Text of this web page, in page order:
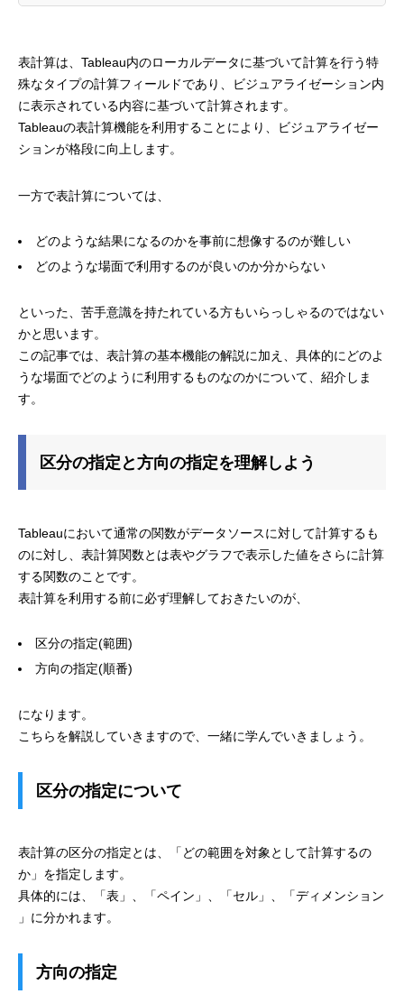
表計算は、Tableau内のローカルデータに基づいて計算を行う特
殊なタイプの計算フィールドであり、ビジュアライゼーション内
に表示されている内容に基づいて計算されます。
Tableauの表計算機能を利用することにより、ビジュアライゼー
ションが格段に向上します。
一方で表計算については、
どのような結果になるのかを事前に想像するのが難しい
どのような場面で利用するのが良いのか分からない
といった、苦手意識を持たれている方もいらっしゃるのではない
かと思います。
この記事では、表計算の基本機能の解説に加え、具体的にどのよ
うな場面でどのように利用するものなのかについて、紹介しま
す。
区分の指定と方向の指定を理解しよう
Tableauにおいて通常の関数がデータソースに対して計算するも
のに対し、表計算関数とは表やグラフで表示した値をさらに計算
する関数のことです。
表計算を利用する前に必ず理解しておきたいのが、
区分の指定(範囲)
方向の指定(順番)
になります。
こちらを解説していきますので、一緒に学んでいきましょう。
区分の指定について
表計算の区分の指定とは、「どの範囲を対象として計算するの
か」を指定します。
具体的には、「表」、「ペイン」、「セル」、「ディメンション
」に分かれます。
方向の指定